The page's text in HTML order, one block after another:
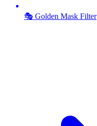
🎭 Golden Mask Filter